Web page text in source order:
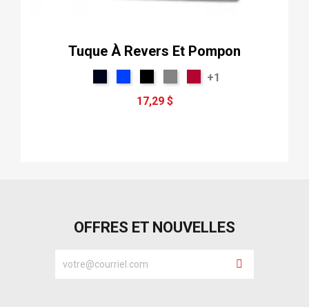
Tuque À Revers Et Pompon
+1
17,29 $
OFFRES ET NOUVELLES